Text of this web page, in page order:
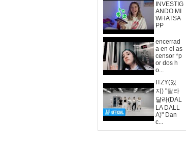
INVESTIG
ANDO MI
WHATSA
PP
encerrad
a en el as
censor *p
or dos h
o...
ITZY(있
지) "달라
달라(DAL
LA DALL
A)" Dan
c...